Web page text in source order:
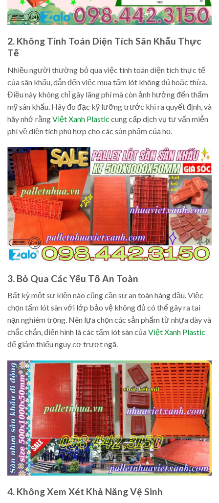
2. Không Tính Toán Diện Tích Sân Khấu Thực
Tế
Nhiều người thường bỏ qua việc tính toán diện tích thực tế
của sân khấu, dẫn đến việc mua tấm lót không đủ hoặc thừa.
Điều này không chỉ gây lãng phí mà còn ảnh hưởng đến thẩm
mỹ sân khấu. Hãy đo đạc kỹ lưỡng trước khi ra quyết định, và
hãy nhớ rằngViệt Xanh Plastic cung cấp dịch vụ tư vấn miễn
phí về diện tích phù hợp cho các sản phẩm của họ.
3. Bỏ Qua Các Yếu Tố An Toàn
Bất kỳ một sự kiện nào cũng cần sự an toàn hàng đầu. Việc
chọn tấm lót sàn với lớp bảo vệ không đủ có thể gây ra tai
nạn nghiêm trọng. Nên lựa chọn các sản phẩm từ nhựa dày và
chắc chắn, điển hình là các tấm lót sàn củaViệt Xanh Plastic
để giảm thiểu nguy cơ trượt ngã.
4. Không Xem Xét Khả Năng Vệ Sinh